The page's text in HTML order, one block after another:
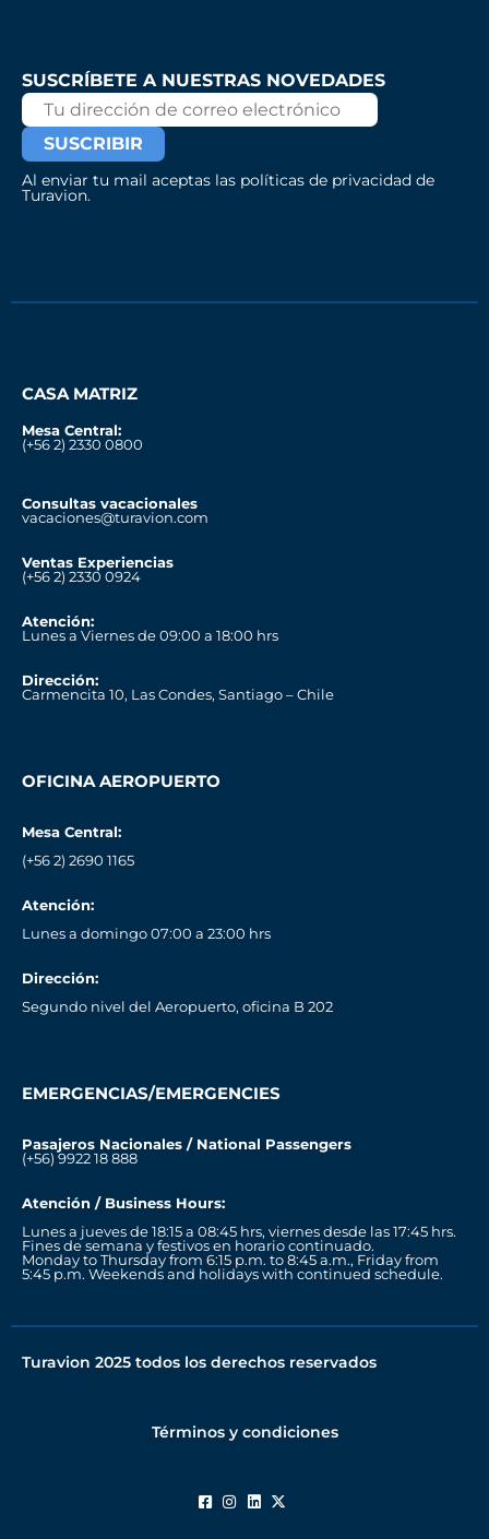
SUSCRÍBETE A NUESTRAS NOVEDADES
Al enviar tu mail aceptas las políticas de privacidad de
Turavion.
CASA MATRIZ
Mesa Central:
(+56 2) 2330 0800
Consultas vacacionales
vacaciones@turavion.com
Ventas Experiencias
(+56 2) 2330 0924
Atención:
Lunes a Viernes de 09:00 a 18:00 hrs
Dirección:
Carmencita 10, Las Condes, Santiago – Chile
OFICINA AEROPUERTO
Mesa Central:
(+56 2) 2690 1165
Atención:
Lunes a domingo 07:00 a 23:00 hrs
Dirección:
Segundo nivel del Aeropuerto, oficina B 202
EMERGENCIAS/EMERGENCIES
Pasajeros Nacionales / National Passengers
(+56) 9922 18 888
Atención / Business Hours:
Lunes a jueves de 18:15 a 08:45 hrs, viernes desde las 17:45 hrs.
Fines de semana y festivos en horario continuado.
Monday to Thursday from 6:15 p.m. to 8:45 a.m., Friday from
5:45 p.m. Weekends and holidays with continued schedule.
Turavion 2025 todos los derechos reservados
Términos y condiciones